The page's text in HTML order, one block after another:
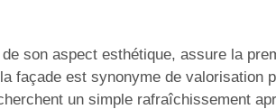
de son aspect esthétique, assure la
façade est synonyme de valorisation
un simple rafraîchissement